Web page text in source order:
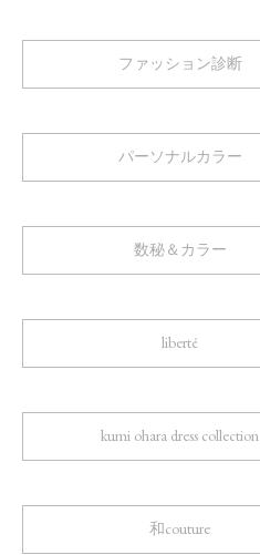
ファッション診断
パーソナルカラー
数秘＆カラー
liberté
kumi ohara dress collection
和couture